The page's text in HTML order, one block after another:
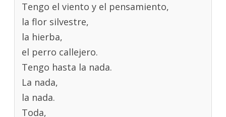
Tengo el viento y el pensamiento,
la flor silvestre,
la hierba,
el perro callejero.
Tengo hasta la nada.
La nada,
la nada.
Toda,